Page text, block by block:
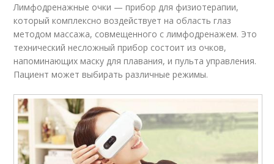
Лимфодренажные очки — прибор для физиотерапии,
который комплексно воздействует на область глаз
методом массажа, совмещенного с лимфодренажем. Это
технический несложный прибор состоит из очков,
напоминающих маску для плавания, и пульта управления.
Пациент может выбирать различные режимы.